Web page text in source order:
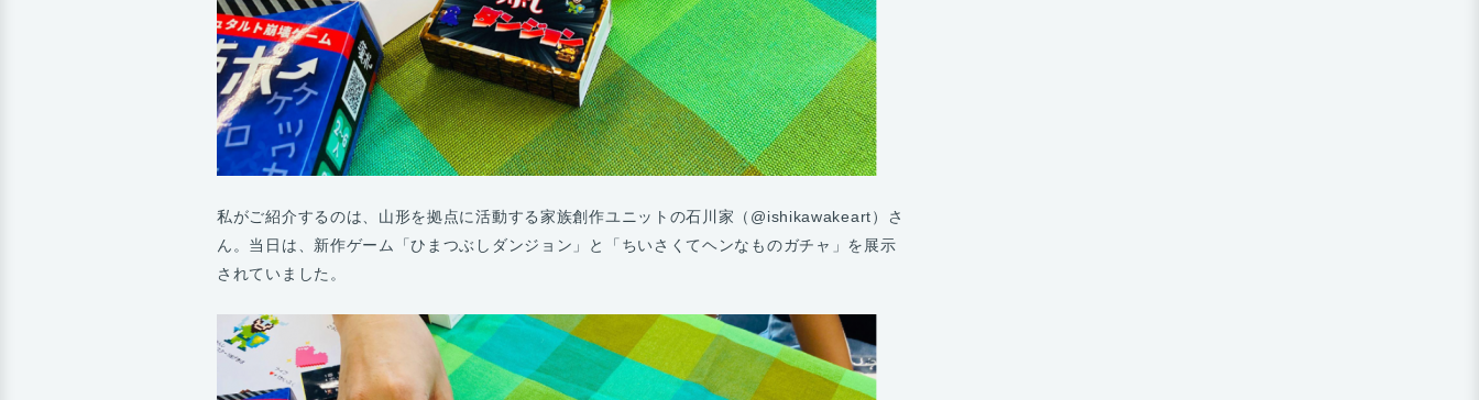
私がご紹介するのは、山形を拠点に活動する家族創作ユニットの石川家（@ishikawakeart）さ
ん。当日は、新作ゲーム「ひまつぶしダンジョン」と「ちいさくてヘンなものガチャ」を展示
されていました。